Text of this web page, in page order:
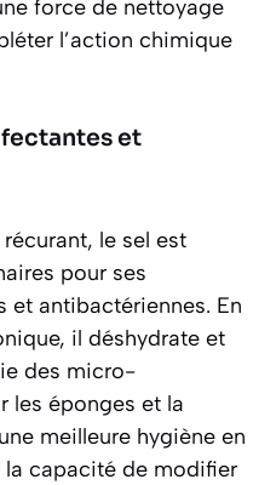
force de nettoyage
l’action chimique
et
le sel est
pour ses
et antibactériennes. En
il déshydrate et
des micro-
les éponges et la
meilleure hygiène en
la capacité de modifier